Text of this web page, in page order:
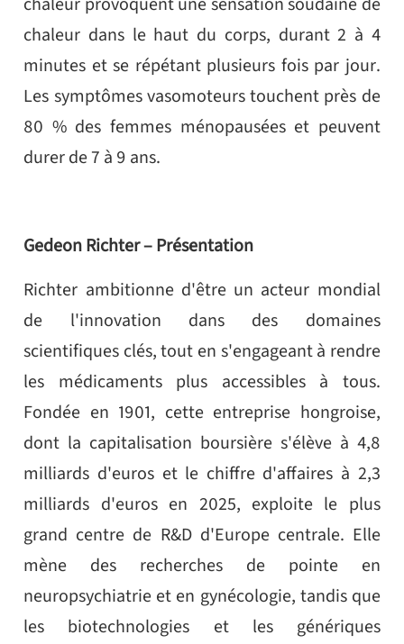
chaleur dans le haut du corps, durant 2 à 4
minutes et se répétant plusieurs fois par jour.
Les symptômes vasomoteurs touchent près de
80 % des femmes ménopausées et peuvent
durer de 7 à 9 ans.
Gedeon Richter – Présentation
Richter ambitionne d'être un acteur mondial
de l'innovation dans des domaines
scientifiques clés, tout en s'engageant à rendre
les médicaments plus accessibles à tous.
Fondée en 1901, cette entreprise hongroise,
dont la capitalisation boursière s'élève à 4,8
milliards d'euros et le chiffre d'affaires à 2,3
milliards d'euros en 2025, exploite le plus
grand centre de R&D d'Europe centrale. Elle
mène des recherches de pointe en
neuropsychiatrie et en gynécologie, tandis que
les biotechnologies et les génériques